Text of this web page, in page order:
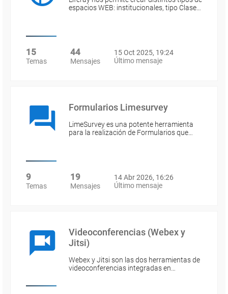
espacios WEB: institucionales, tipo Clase…
15
Temas
44
Mensajes
15 Oct 2025, 19:24
Último mensaje
Formularios Limesurvey
LimeSurvey es una potente herramienta
para la realización de Formularios que…
9
Temas
19
Mensajes
14 Abr 2026, 16:26
Último mensaje
Videoconferencias (Webex y
Jitsi)
Webex y Jitsi son las dos herramientas de
videoconferencias integradas en…